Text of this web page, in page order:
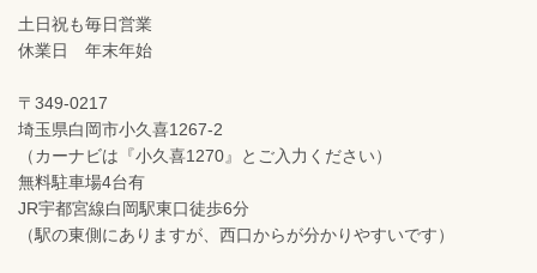
土日祝も毎日営業
休業日 年末年始
〒349-0217
埼玉県白岡市小久喜1267-2
（カーナビは『小久喜1270』とご入力ください）
無料駐車場4台有
JR宇都宮線白岡駅東口徒歩6分
（駅の東側にありますが、西口からが分かりやすいです）